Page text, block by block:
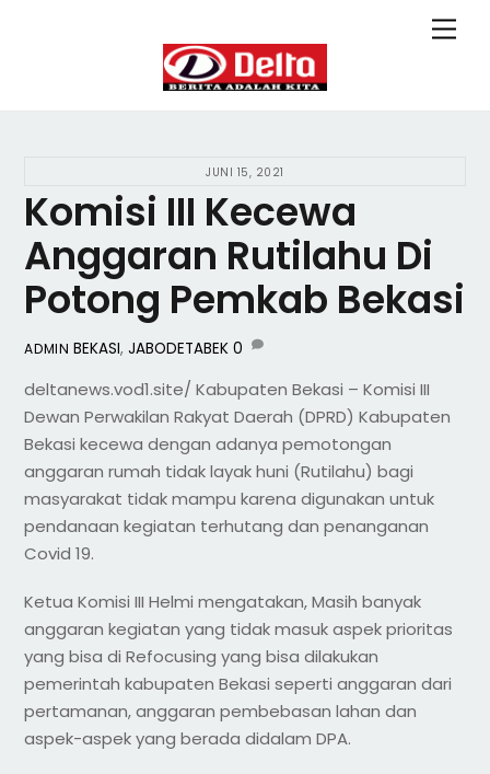
JUNI 15, 2021
Komisi III Kecewa
Anggaran Rutilahu Di
Potong Pemkab Bekasi
ADMIN BEKASI,JABODETABEK 0
deltanews.vod1.site/ Kabupaten Bekasi – Komisi III
Dewan Perwakilan Rakyat Daerah (DPRD) Kabupaten
Bekasi kecewa dengan adanya pemotongan
anggaran rumah tidak layak huni (Rutilahu) bagi
masyarakat tidak mampu karena digunakan untuk
pendanaan kegiatan terhutang dan penanganan
Covid 19.
Ketua Komisi III Helmi mengatakan, Masih banyak
anggaran kegiatan yang tidak masuk aspek prioritas
yang bisa di Refocusing yang bisa dilakukan
pemerintah kabupaten Bekasi seperti anggaran dari
pertamanan, anggaran pembebasan lahan dan
aspek-aspek yang berada didalam DPA.
To
Top